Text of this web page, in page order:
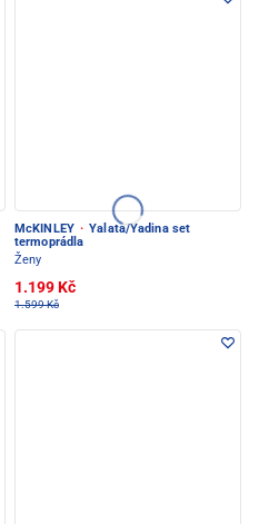
McKINLEY · Yalata/Yadina set
termoprádla
Ženy
1.199 Kč
1.599 Kč